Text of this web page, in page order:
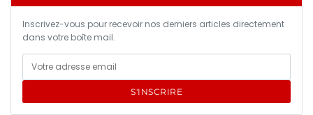
Inscrivez-vous pour recevoir nos derniers articles directement
dans votre boîte mail.
S'INSCRIRE